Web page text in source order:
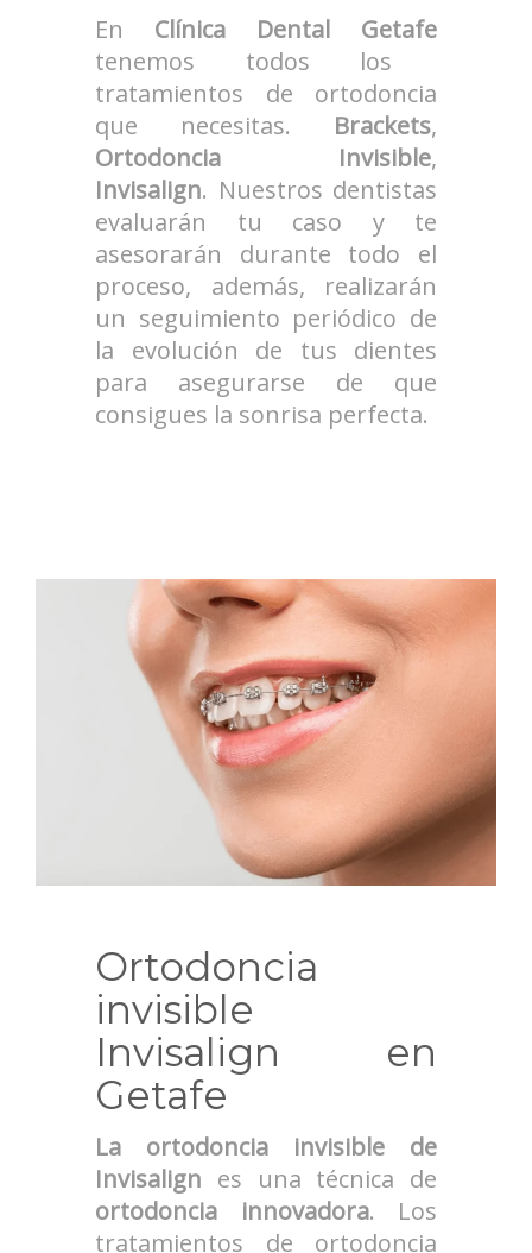
En Clínica Dental Getafe
tenemos todos los
tratamientos de ortodoncia
que necesitas. Brackets,
Ortodoncia Invisible,
Invisalign. Nuestros dentistas
evaluarán tu caso y te
asesorarán durante todo el
proceso, además, realizarán
un seguimiento periódico de
la evolución de tus dientes
para asegurarse de que
consigues la sonrisa perfecta.
Ortodoncia
invisible
Invisalign en
Getafe
La ortodoncia invisible de
Invisalign es una técnica de
ortodoncia innovadora. Los
tratamientos de ortodoncia